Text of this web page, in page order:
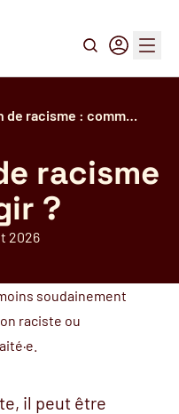
Recherche
Connexion
Menu
de racisme : comm…
racisme
?
2026
soudainement
raciste ou
il peut être